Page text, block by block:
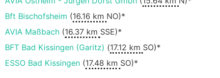
Bft Bischofsheim (16.16 km NO)*
AVIA Maßbach (16.37 km SSE)*
BFT Bad Kissingen (Garitz) (17.12 km SO)*
ESSO Bad Kissingen (17.48 km SO)*